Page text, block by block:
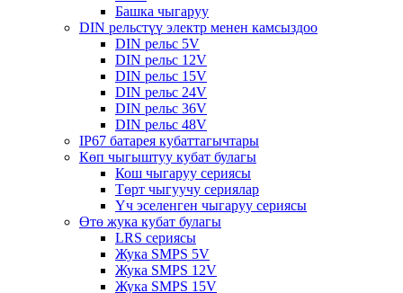
Башка чыгаруу
DIN рельстүү электр менен камсыздоо
DIN рельс 5V
DIN рельс 12V
DIN рельс 15V
DIN рельс 24V
DIN рельс 36V
DIN рельс 48V
IP67 батарея кубаттагычтары
Көп чыгыштуу кубат булагы
Кош чыгаруу сериясы
Төрт чыгуучу сериялар
Үч эселенген чыгаруу сериясы
Өтө жука кубат булагы
LRS сериясы
Жука SMPS 5V
Жука SMPS 12V
Жука SMPS 15V